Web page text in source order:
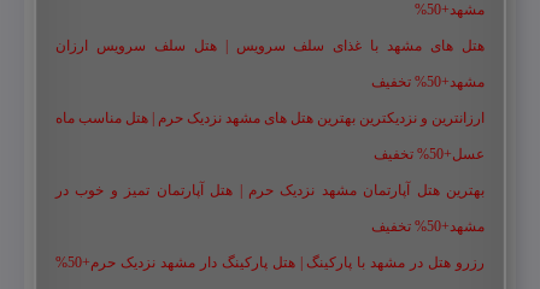
مشهد+50%
هتل های مشهد با غذای سلف سرویس | هتل سلف سرویس ارزان
مشهد+50% تخفیف
ارزانترین و نزدیکترین بهترین هتل های مشهد نزدیک حرم | هتل مناسب ماه
عسل+50% تخفیف
بهترین هتل آپارتمان مشهد نزدیک حرم | هتل آپارتمان تمیز و خوب در
مشهد+50% تخفیف
رزرو هتل در مشهد با پارکینگ | هتل پارکینگ دار مشهد نزدیک حرم+50%